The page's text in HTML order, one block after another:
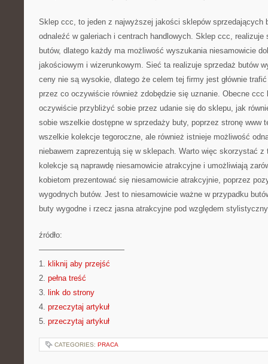
Sklep ccc, to jeden z najwyższej jakości sklepów sprzedających
odnaleźć w galeriach i centrach handlowych. Sklep ccc, realizuje
butów, dlatego każdy ma możliwość wyszukania niesamowicie
jakościowym i wizerunkowym. Sieć ta realizuje sprzedaż butów
ceny nie są wysokie, dlatego że celem tej firmy jest głównie
przez co oczywiście również zdobędzie się uznanie. Obecne
oczywiście przybliżyć sobie przez udanie się do sklepu, jak
sobie wszelkie dostępne w sprzedaży buty, poprzez stronę www
wszelkie kolekcje tegoroczne, ale również istnieje możliwość
niebawem zaprezentują się w sklepach. Warto więc skorzystać
kolekcje są naprawdę niesamowicie atrakcyjne i umożliwiają
kobietom prezentować się niesamowicie atrakcyjnie, poprzez
wygodnych butów. Jest to niesamowicie ważne w przypadku
buty wygodne i rzecz jasna atrakcyjne pod względem
źródło:
———————————
1. kliknij aby przejść
2. pełna treść
3. link do strony
4. przeczytaj artykuł
5. przeczytaj artykuł
CATEGORIES: PRACA